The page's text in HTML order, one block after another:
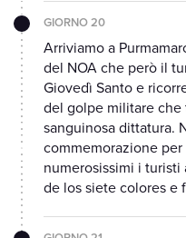
GIORNO 20
Arriviamo a
del NOA che però il
Giovedì Santo e
del golpe militare che
sanguinosa dittatura.
commemorazione
numerosissimi i
de los siete colores e